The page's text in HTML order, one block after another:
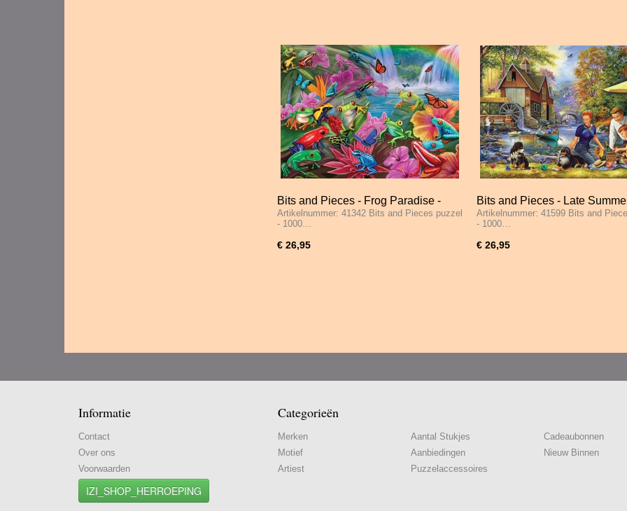
Bits and Pieces - Frog Paradise -
1000 Stukjes
Artikelnummer: 41342 Bits and Pieces puzzel
- 1000…
€ 26,95
Bits and Pieces - Late
Old Mill - 1000 Stukjes
Artikelnummer: 41599 Bits and
- 1000…
€ 26,95
Informatie
Contact
Over ons
Voorwaarden
IZI_SHOP_HERROEPING
Categorieën
Merken
Motief
Artiest
Aantal Stukjes
Aanbiedingen
Puzzelaccessoires
Cadeaubonnen
Nieuw Binnen